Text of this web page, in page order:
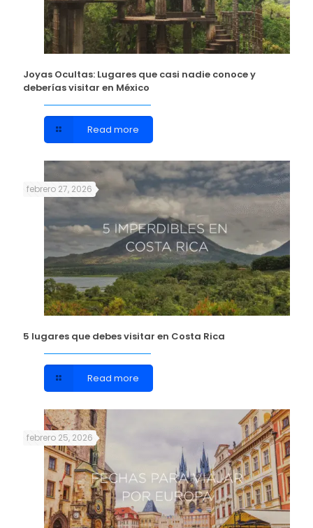
Joyas Ocultas: Lugares que casi nadie conoce y
deberías visitar en México
Read more
febrero 27, 2026
5 lugares que debes visitar en Costa Rica
Read more
febrero 25, 2026